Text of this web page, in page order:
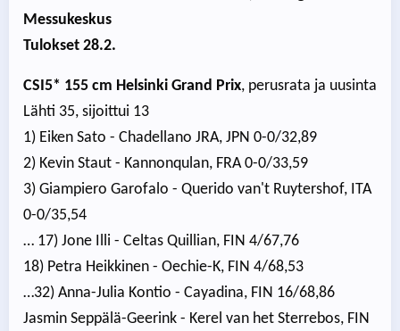
Messukeskus
Tulokset 28.2.
CSI5* 155 cm Helsinki Grand Prix, perusrata ja uusinta
Lähti 35, sijoittui 13
1) Eiken Sato - Chadellano JRA, JPN 0-0/32,89
2) Kevin Staut - Kannonqulan, FRA 0-0/33,59
3) Giampiero Garofalo - Querido van't Ruytershof, ITA
0-0/35,54
… 17) Jone Illi - Celtas Quillian, FIN 4/67,76
18) Petra Heikkinen - Oechie-K, FIN 4/68,53
…32) Anna-Julia Kontio - Cayadina, FIN 16/68,86
Jasmin Seppälä-Geerink - Kerel van het Sterrebos, FIN